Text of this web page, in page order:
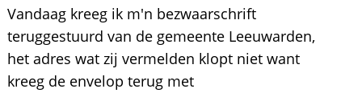
Vandaag kreeg ik m'n bezwaarschrift
teruggestuurd van de gemeente Leeuwarden,
het adres wat zij vermelden klopt niet want
kreeg de envelop terug met